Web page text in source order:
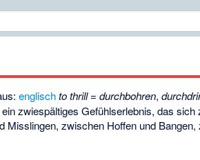
englisch to thrill=durchbohren,
ein zwiespältiges Gefühlserlebnis, das
Misslingen, zwischen Hoffen und